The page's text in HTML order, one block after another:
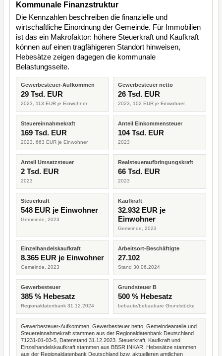
Kommunale Finanzstruktur
Die Kennzahlen beschreiben die finanzielle und
wirtschaftliche Einordnung der Gemeinde. Für Immobilien
ist das ein Makrofaktor: höhere Steuerkraft und Kaufkraft
können auf einen tragfähigeren Standort hinweisen,
Hebesätze zeigen dagegen die kommunale
Belastungsseite.
Gewerbesteuer-Aufkommen
29 Tsd. EUR
2023, 113 EUR je Einwohner
Gewerbesteuer netto
26 Tsd. EUR
2023, 102 EUR je Einwohner
Steuereinnahmekraft
169 Tsd. EUR
2023, 663 EUR je Einwohner
Anteil Einkommensteuer
104 Tsd. EUR
2023
Anteil Umsatzsteuer
2 Tsd. EUR
2023
Realsteueraufbringungskraft
66 Tsd. EUR
2023
Steuerkraft
548 EUR je Einwohner
Gemeinde, 2023
Kaufkraft
32.932 EUR je
Einwohner
Gemeinde, 2023
Einzelhandelskaufkraft
8.365 EUR je Einwohner
Gemeinde, 2023
Arbeitsort-Beschäftigte
27.102
Stand 30.06.2024
Gewerbesteuer
385 % Hebesatz
Regionaldatenbank 31.12.2024
Grundsteuer B
500 % Hebesatz
bebaute/bebaubare Grundstücke
Gewerbesteuer-Aufkommen, Gewerbesteuer netto, Gemeindeanteile und
Steuereinnahmekraft stammen aus der Regionaldatenbank Deutschland
71231-01-03-5, Datenstand 31.12.2023. Steuerkraft, Kaufkraft und
Einzelhandelskaufkraft stammen aus BBSR INKAR. Hebesätze stammen
aus der Regionaldatenbank Deutschland bzw. aktuelleren amtlichen